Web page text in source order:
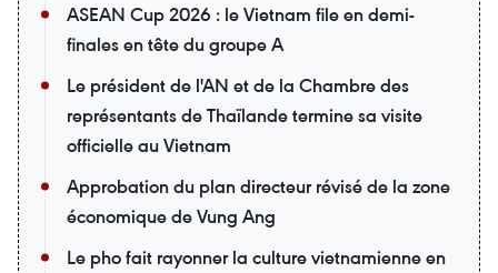
ASEAN Cup 2026 : le Vietnam file en demi-
finales en tête du groupe A
Le président de l'AN et de la Chambre des
représentants de Thaïlande termine sa visite
officielle au Vietnam
Approbation du plan directeur révisé de la zone
économique de Vung Ang
Le pho fait rayonner la culture vietnamienne en